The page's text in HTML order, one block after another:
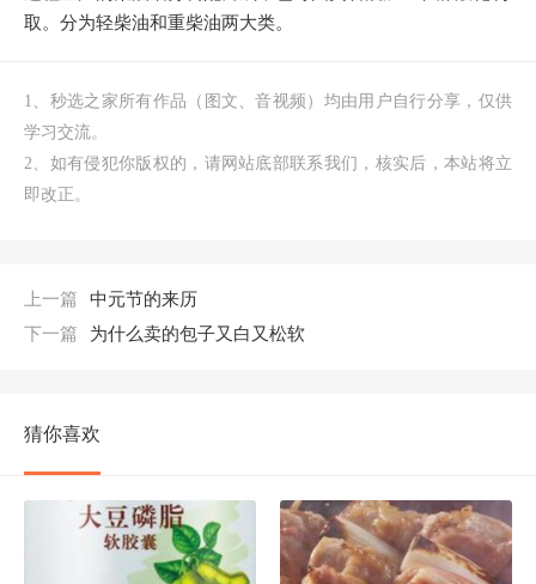
取。分为轻柴油和重柴油两大类。
1、秒选之家所有作品（图文、音视频）均由用户自行分享，仅供
学习交流。
2、如有侵犯你版权的，请网站底部联系我们，核实后，本站将立
即改正。
上一篇
中元节的来历
下一篇
为什么卖的包子又白又松软
猜你喜欢